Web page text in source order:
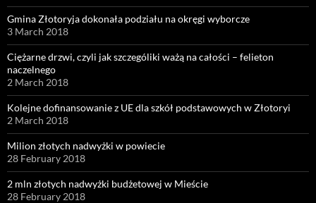
Gmina Złotoryja dokonała podziału na okręgi wyborcze
3 March 2018
Ciężarne drzwi, czyli jak szczególiki ważą na całości – felieton
naczelnego
2 March 2018
Kolejne dofinansowanie z UE dla szkół podstawowych w Złotoryi
2 March 2018
Milion złotych nadwyżki w powiecie
28 February 2018
2 mln złotych nadwyżki budżetowej w Mieście
28 February 2018